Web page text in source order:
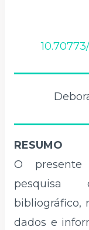
RESUMO
O
pesquisa
bibliográfico,
dados e